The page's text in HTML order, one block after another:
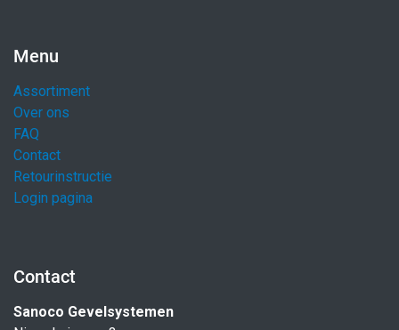
Menu
Assortiment
Over ons
FAQ
Contact
Retourinstructie
Login pagina
Contact
Sanoco Gevelsystemen